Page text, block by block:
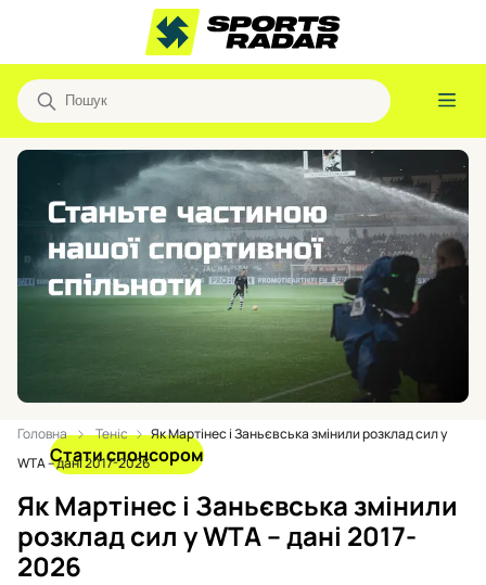
Стати спонсором
Головна Теніс
Як Мартінес і Заньєвська змінили розклад сил у
WTA – дані 2017-2026
Як Мартінес і Заньєвська змінили
розклад сил у WTA – дані 2017-
2026